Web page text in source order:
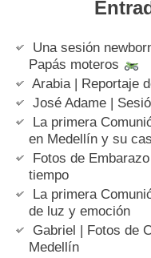
Una sesión
Papás moteros
Arabia | Reportaje
José Adame |
La primera
en Medellín y su
Fotos de
tiempo
La primera
de luz y emoción
Gabriel | Fotos de
Medellín